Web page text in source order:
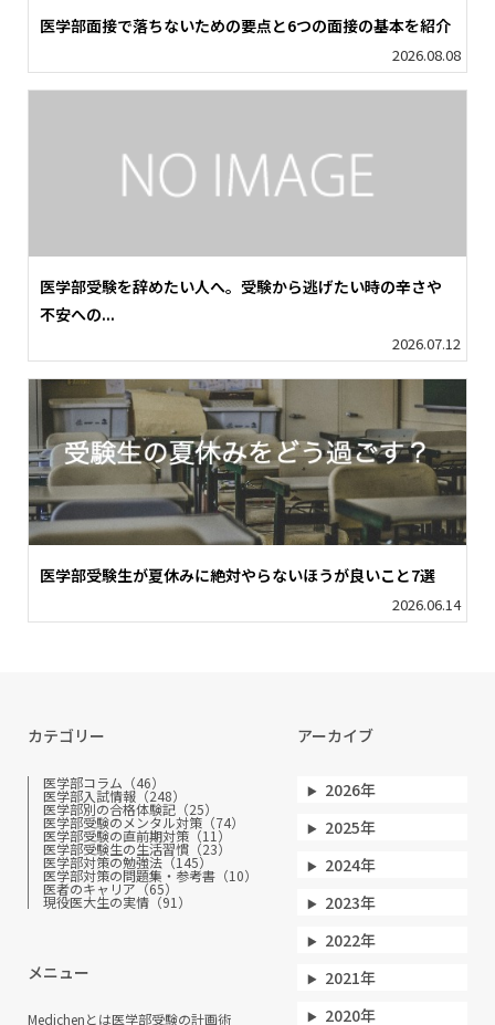
医学部面接で落ちないための要点と6つの面接の基本を紹介
2026.08.08
医学部受験を辞めたい人へ。受験から逃げたい時の辛さや
不安への...
2026.07.12
医学部受験生が夏休みに絶対やらないほうが良いこと7選
2026.06.14
カテゴリー
医学部コラム（46）
医学部入試情報（248）
医学部別の合格体験記（25）
医学部受験のメンタル対策（74）
医学部受験の直前期対策（11）
医学部受験生の生活習慣（23）
医学部対策の勉強法（145）
医学部対策の問題集・参考書（10）
医者のキャリア（65）
現役医大生の実情（91）
メニュー
Medichenとは医学部受験の計画術
アーカイブ
2026年
2025年
2024年
2023年
2022年
2021年
2020年